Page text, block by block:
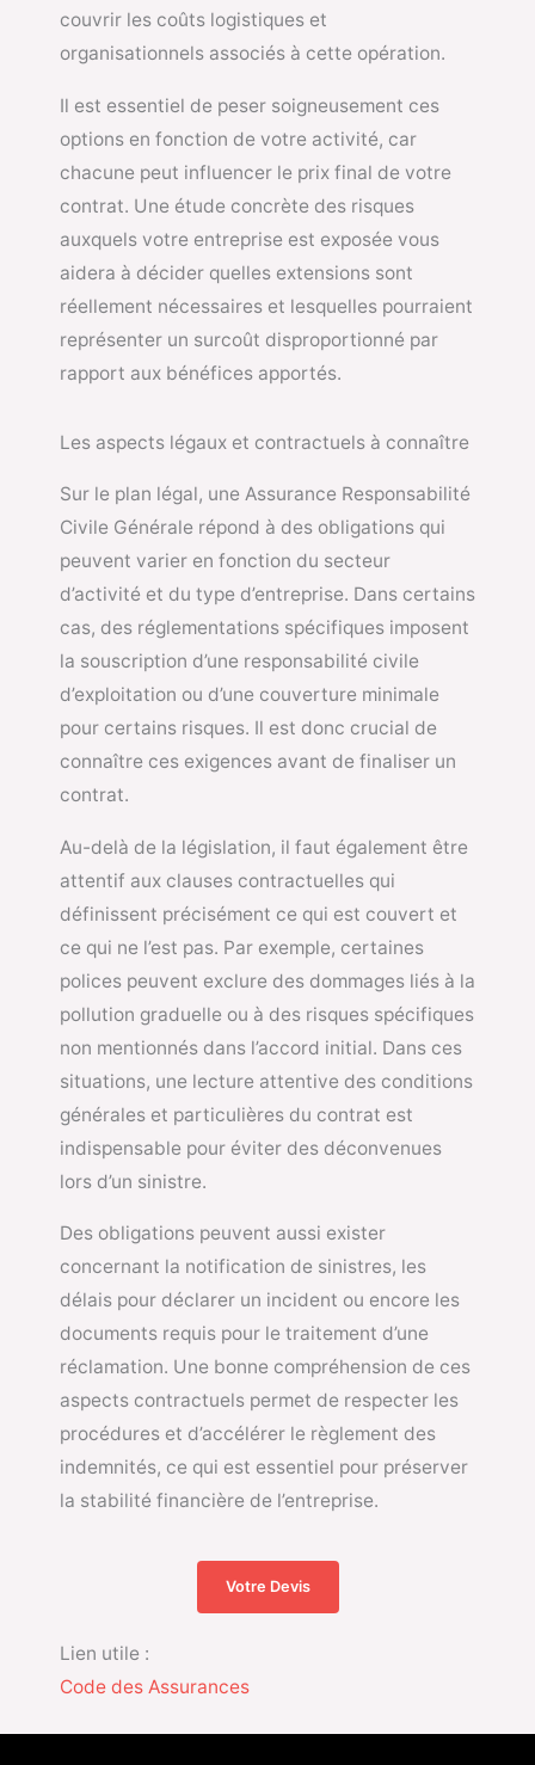
couvrir les coûts logistiques et
organisationnels associés à cette opération.
Il est essentiel de peser soigneusement ces
options en fonction de votre activité, car
chacune peut influencer le prix final de votre
contrat. Une étude concrète des risques
auxquels votre entreprise est exposée vous
aidera à décider quelles extensions sont
réellement nécessaires et lesquelles pourraient
représenter un surcoût disproportionné par
rapport aux bénéfices apportés.
Les aspects légaux et contractuels à connaître
Sur le plan légal, une Assurance Responsabilité
Civile Générale répond à des obligations qui
peuvent varier en fonction du secteur
d’activité et du type d’entreprise. Dans certains
cas, des réglementations spécifiques imposent
la souscription d’une responsabilité civile
d’exploitation ou d’une couverture minimale
pour certains risques. Il est donc crucial de
connaître ces exigences avant de finaliser un
contrat.
Au-delà de la législation, il faut également être
attentif aux clauses contractuelles qui
définissent précisément ce qui est couvert et
ce qui ne l’est pas. Par exemple, certaines
polices peuvent exclure des dommages liés à la
pollution graduelle ou à des risques spécifiques
non mentionnés dans l’accord initial. Dans ces
situations, une lecture attentive des conditions
générales et particulières du contrat est
indispensable pour éviter des déconvenues
lors d’un sinistre.
Des obligations peuvent aussi exister
concernant la notification de sinistres, les
délais pour déclarer un incident ou encore les
documents requis pour le traitement d’une
réclamation. Une bonne compréhension de ces
aspects contractuels permet de respecter les
procédures et d’accélérer le règlement des
indemnités, ce qui est essentiel pour préserver
la stabilité financière de l’entreprise.
Votre Devis
Lien utile :
Code des Assurances